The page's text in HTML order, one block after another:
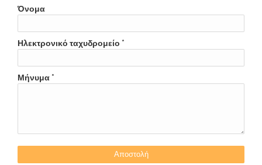
Όνομα
Ηλεκτρονικό ταχυδρομείο *
Μήνυμα *